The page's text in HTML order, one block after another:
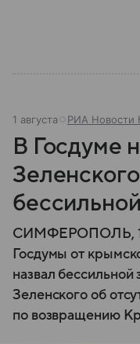
1 августа РИА Новости
В Госдуме
СИМФЕРОПОЛЬ, 1
Госдумы от
назвал
Зеленского об
по возвращению